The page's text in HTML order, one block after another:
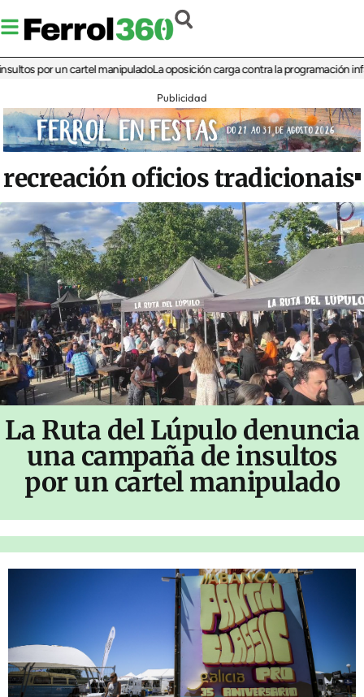
por un cartel manipuladoLa oposición carga contra la programación infantil
Publicidad
recreación oficios tradicionais
La Ruta del Lúpulo denuncia
una campaña de insultos
por un cartel manipulado